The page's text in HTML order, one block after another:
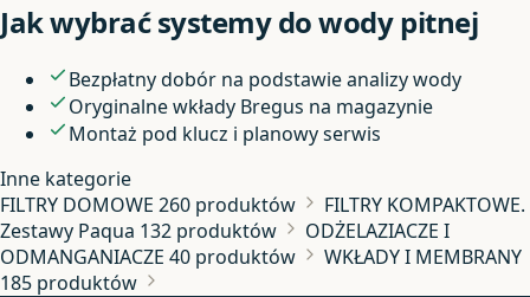
Jak wybrać systemy do wody pitnej
Bezpłatny dobór na podstawie analizy wody
Oryginalne wkłady Bregus na magazynie
Montaż pod klucz i planowy serwis
Inne kategorie
FILTRY DOMOWE 260 produktów
FILTRY KOMPAKTOWE.
Zestawy Paqua 132 produktów
ODŻELAZIACZE I
ODMANGANIACZE 40 produktów
WKŁADY I MEMBRANY
185 produktów